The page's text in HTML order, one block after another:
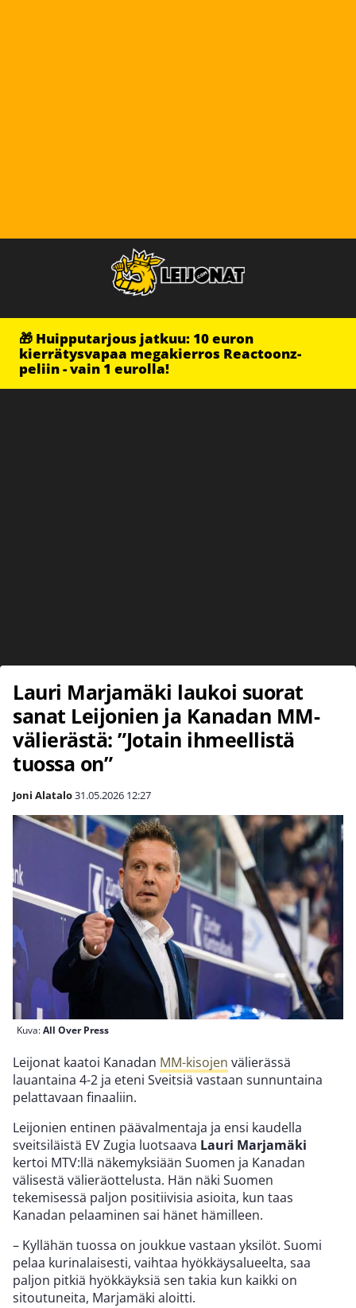
🎁 Huipputarjous jatkuu: 10 euron
kierrätysvapaa megakierros Reactoonz-
peliin - vain 1 eurolla!
Lauri Marjamäki laukoi suorat
sanat Leijonien ja Kanadan MM-
välierästä: ”Jotain ihmeellistä
tuossa on”
Joni Alatalo31.05.2026 12:27
Kuva:All Over Press
Leijonat kaatoi Kanadan MM-kisojen välierässä
lauantaina 4-2 ja eteni Sveitsiä vastaan sunnuntaina
pelattavaan finaaliin.
Leijonien entinen päävalmentaja ja ensi kaudella
sveitsiläistä EV Zugia luotsaava Lauri Marjamäki
kertoi MTV:llä näkemyksiään Suomen ja Kanadan
välisestä välieräottelusta. Hän näki Suomen
tekemisessä paljon positiivisia asioita, kun taas
Kanadan pelaaminen sai hänet hämilleen.
– Kyllähän tuossa on joukkue vastaan yksilöt. Suomi
pelaa kurinalaisesti, vaihtaa hyökkäysalueelta, saa
paljon pitkiä hyökkäyksiä sen takia kun kaikki on
sitoutuneita, Marjamäki aloitti.